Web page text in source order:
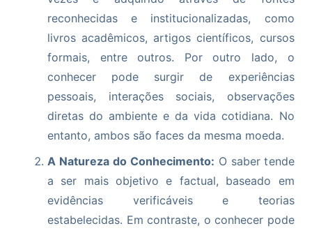
reconhecidas e institucionalizadas, como
livros acadêmicos, artigos científicos, cursos
formais, entre outros. Por outro lado, o
conhecer pode surgir de experiências
pessoais, interações sociais, observações
diretas do ambiente e da vida cotidiana. No
entanto, ambos são faces da mesma moeda.
A Natureza do Conhecimento: O saber tende
a ser mais objetivo e factual, baseado em
evidências verificáveis e teorias
estabelecidas. Em contraste, o conhecer pode